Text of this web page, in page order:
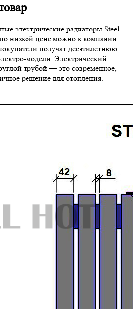
электрические радиаторы Steel
низкой цене можно в компании
получат десятилетнюю
модели. Электрический
трубой — это современное,
решение для отопления.